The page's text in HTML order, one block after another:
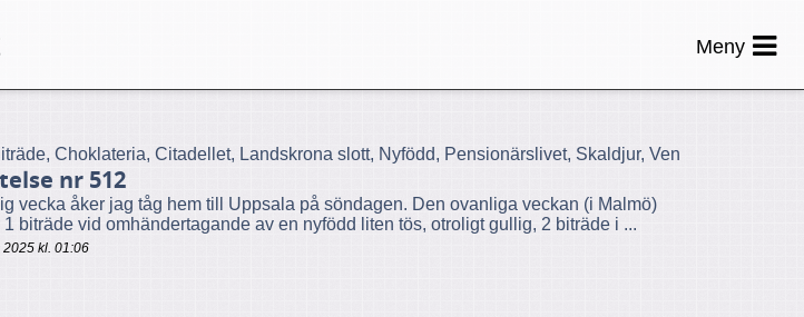
Choklateria, Citadellet, Landskrona slott, Nyfödd, Pensionärslivet, Skaldjur, Ven
nr 512
vecka åker jag tåg hem till Uppsala på söndagen. Den ovanliga veckan (i Malmö)
biträde vid omhändertagande av en nyfödd liten tös, otroligt gullig, 2 biträde i ...
kl. 01:06
Meny